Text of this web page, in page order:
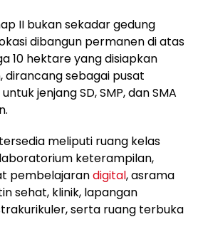
II bukan sekadar gedung
dibangun permanen di atas
10 hektare yang disiapkan
sebagai pusat
jenjang SD, SMP, dan SMA
meliputi ruang kelas
keterampilan,
pembelajarandigital, asrama
sehat, klinik, lapangan
serta ruang terbuka